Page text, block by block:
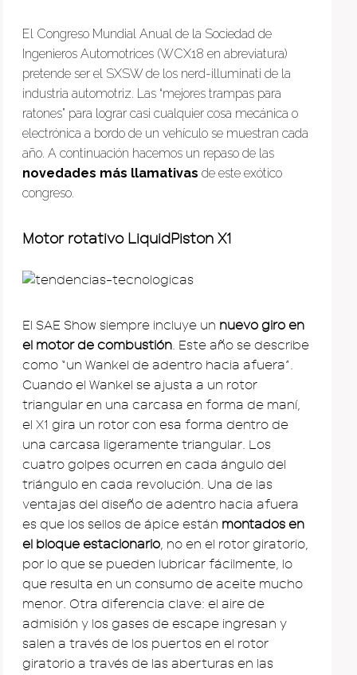
El Congreso Mundial Anual de la Sociedad de
Ingenieros Automotrices (WCX18 en abreviatura)
pretende ser el SXSW de los nerd-illuminati de la
industria automotriz. Las “mejores trampas para
ratones” para lograr casi cualquier cosa mecánica o
electrónica a bordo de un vehículo se muestran cada
año. A continuación hacemos un repaso de las
novedades más llamativas de este exótico
congreso.
Motor rotativo LiquidPiston X1
El SAE Show siempre incluye un nuevo giro en
el motor de combustión. Este año se describe
como “un Wankel de adentro hacia afuera”.
Cuando el Wankel se ajusta a un rotor
triangular en una carcasa en forma de maní,
el X1 gira un rotor con esa forma dentro de
una carcasa ligeramente triangular. Los
cuatro golpes ocurren en cada ángulo del
triángulo en cada revolución. Una de las
ventajas del diseño de adentro hacia afuera
es que los sellos de ápice están montados en
el bloque estacionario, no en el rotor giratorio,
por lo que se pueden lubricar fácilmente, lo
que resulta en un consumo de aceite mucho
menor. Otra diferencia clave: el aire de
admisión y los gases de escape ingresan y
salen a través de los puertos en el rotor
giratorio a través de las aberturas en las